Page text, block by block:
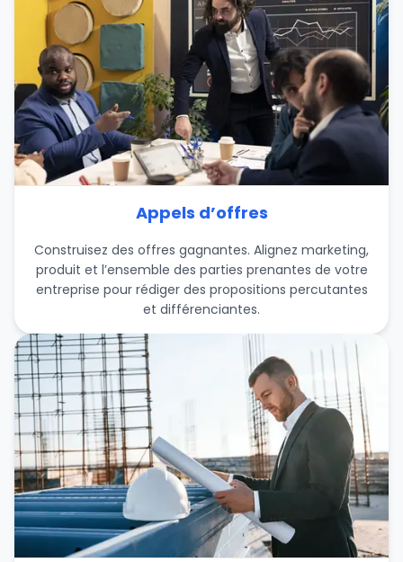
Appels d’offres
Construisez des offres gagnantes. Alignez marketing,
produit et l’ensemble des parties prenantes de votre
entreprise pour rédiger des propositions percutantes
et différenciantes.